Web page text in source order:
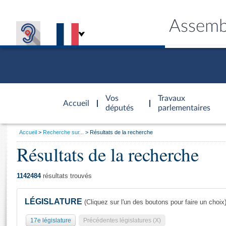
Accueil
d'accueil
Vos
députés
Travaux
parlementaires
Général
Vous
Accueil Recherche sur... Résultats de la recherche
Résultats de la recherche
1142484résultats trouvés
LÉGISLATURE (Cliquez sur l'un des boutons pour faire un choix)
17e législature Précédentes législatures (X)